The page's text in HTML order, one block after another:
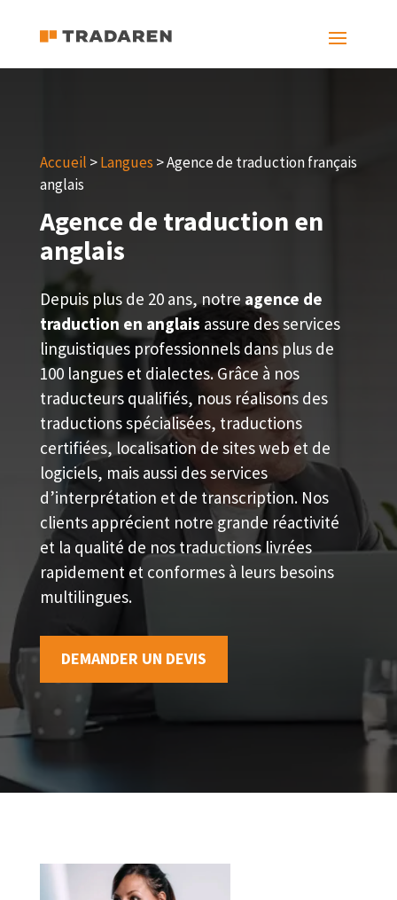
Accueil >Langues > Agence de traduction français
anglais
Agence de traduction en
anglais
Depuis plus de 20 ans, notre agence de
traduction en anglais assure des services
linguistiques professionnels dans plus de
100 langues et dialectes. Grâce à nos
traducteurs qualifiés, nous réalisons des
traductions spécialisées, traductions
certifiées, localisation de sites web et de
logiciels, mais aussi des services
d’interprétation et de transcription. Nos
clients apprécient notre grande réactivité
et la qualité de nos traductions livrées
rapidement et conformes à leurs besoins
multilingues.
DEMANDER UN DEVIS